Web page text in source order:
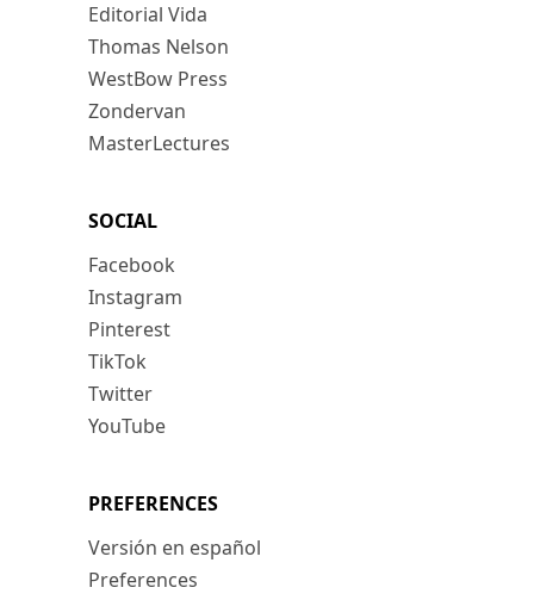
Editorial Vida
Thomas Nelson
WestBow Press
Zondervan
MasterLectures
SOCIAL
Facebook
Instagram
Pinterest
TikTok
Twitter
YouTube
PREFERENCES
Versión en español
Preferences